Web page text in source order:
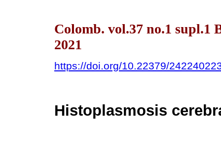
Colomb. vol.37 no.1 supl.1
2021
https://doi.org/10.22379/
Histoplasmosis